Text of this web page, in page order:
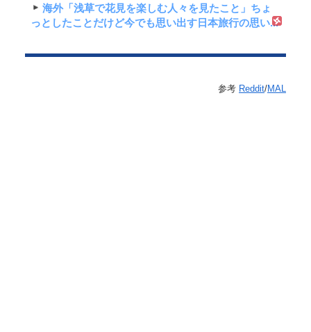
海外「浅草で花見を楽しむ人々を見たこと」ちょ
っとしたことだけど今でも思い出す日本旅行の思い...
参考 Reddit/MAL